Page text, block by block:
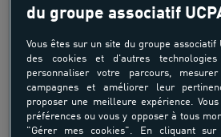
équestre de Bry-sur-Marne vous
Découvrez ou pratiquez l’équitation
détente dans un cadre agréable et
chaleureuse. Initiation, saut
games… pratiquez toute l’année nos
du groupe associatif
Vous êtes sur un site du groupe associatif
des cookies et d'autres
personnaliser votre parcours,
campagnes et améliorer leur
proposer une meilleure expérience.
préférences ou vous y opposer à tous
"Gérer mes cookies". En cliquant